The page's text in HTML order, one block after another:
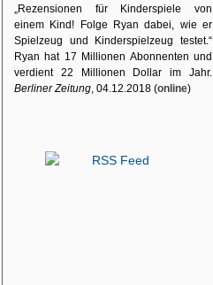
„Rezensionen für Kinderspiele von
einem Kind! Folge Ryan dabei, wie er
Spielzeug und Kinderspielzeug testet.“
Ryan hat 17 Millionen Abonnenten und
verdient 22 Millionen Dollar im Jahr.
Berliner Zeitung, 04.12.2018 (online)